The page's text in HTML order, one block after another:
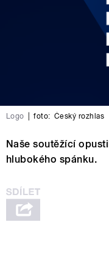
Logo foto: Český rozhlas
Naše soutěžící
hlubokého spánku.